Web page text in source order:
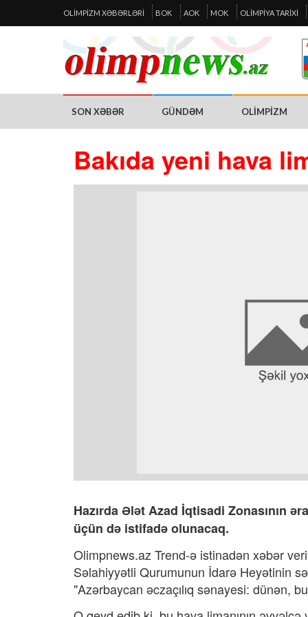
OLIMPIZM XƏBƏRLƏRI BOK AOK MOK OLIMPIYA TARIXI
SON XƏBƏR GÜNDƏM OLIMPIZM
Bakıda yeni hava
Hazırda Ələt Azad İqtisadi Zonasının
üçün də istifadə olunacaq.
Olimpnews.az Trend-ə istinadən xəbər
Səlahiyyətli Qurumunun İdarə Heyətinin
"Azərbaycan əczaçılıq sənayesi: dünən,